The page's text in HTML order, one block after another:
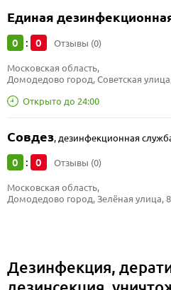
Единая
0 : 0 Отзывы (0)
Открыто до 24:00
Московская область,
Домодедово город, Советская
Совдез, дезинфекционная
0 : 0 Отзывы (0)
Московская область,
Домодедово город, Зелёная улица,
Дезинфекция,